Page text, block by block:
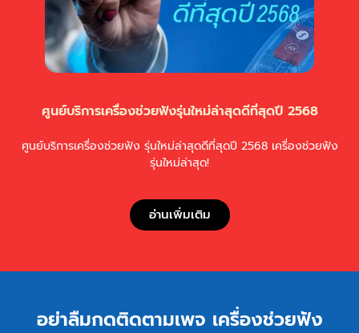
ศูนย์บริการเครื่องช่วยฟังรุ่นใหม่ล่าสุดดีที่สุดปี 2568
ศูนย์บริการเครื่องช่วยฟัง รุ่นใหม่ล่าสุดดีที่สุดปี 2568​ เครื่องช่วยฟัง
รุ่นใหม่ล่าสุด!
อ่านเพิ่มเติม
อย่าลืมกดติดตามเพจ เครื่องช่วยฟัง